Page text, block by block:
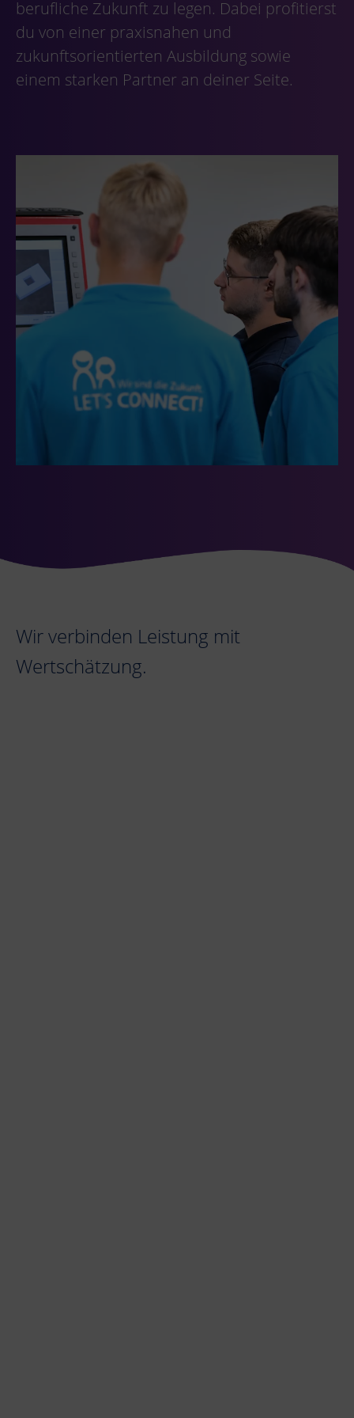
berufliche Zukunft zu legen. Dabei profitierst
du von einer praxisnahen und
zukunftsorientierten Ausbildung sowie
einem starken Partner an deiner Seite.
Wir verbinden Leistung mit
Wertschätzung.